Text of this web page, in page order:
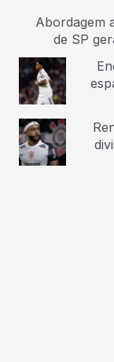
Abordagem
de SP